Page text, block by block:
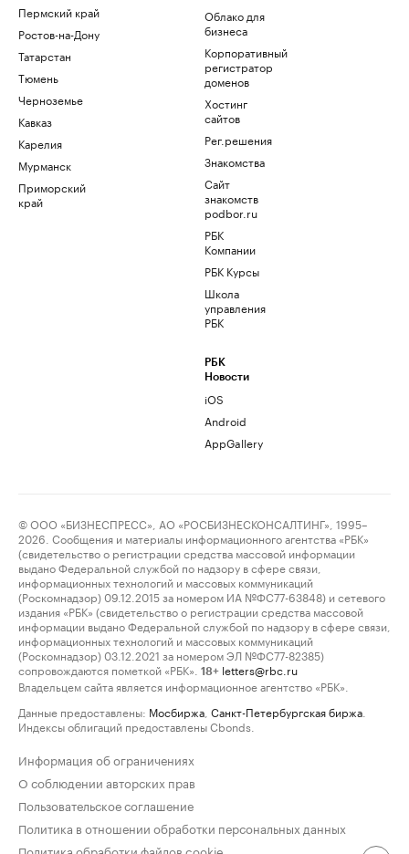
Пермский край
Ростов-на-Дону
Татарстан
Тюмень
Черноземье
Кавказ
Карелия
Мурманск
Приморский
край
Облако для
бизнеса
Корпоративный
регистратор
доменов
Хостинг
сайтов
Рег.решения
Знакомства
Сайт
знакомств
podbor.ru
РБК
Компании
РБК Курсы
Школа
управления
РБК
РБК
Новости
iOS
Android
AppGallery
© ООО «БИЗНЕСПРЕСС», АО «РОСБИЗНЕСКОНСАЛТИНГ», 1995–
2026. Сообщения и материалы информационного агентства «РБК»
(свидетельство о регистрации средства массовой информации
выдано Федеральной службой по надзору в сфере связи,
информационных технологий и массовых коммуникаций
(Роскомнадзор) 09.12.2015 за номером ИА №ФС77-63848) и сетевого
издания «РБК» (свидетельство о регистрации средства массовой
информации выдано Федеральной службой по надзору в сфере связи,
информационных технологий и массовых коммуникаций
(Роскомнадзор) 03.12.2021 за номером ЭЛ №ФС77-82385)
сопровождаются пометкой «РБК».
18+ letters@rbc.ru
Владельцем сайта является информационное агентство «РБК».
Данные предоставлены: Мосбиржа Санкт-Петербургская биржа
Индексы облигаций предоставлены Cbonds.
Информация об ограничениях
О соблюдении авторских прав
Пользовательское соглашение
Политика в отношении обработки персональных данных
Политика обработки файлов cookie